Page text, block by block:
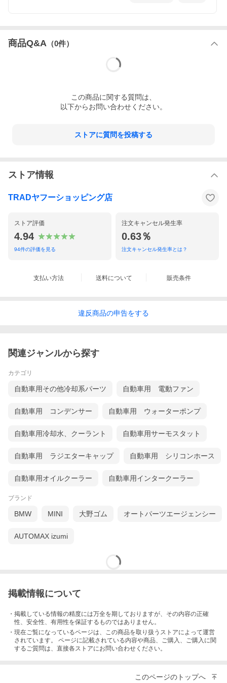
商品Q&A （0件）
この商品に関する質問は、
以下からお問い合わせください。
ストアに質問を投稿する
ストア情報
TRADヤフーショッピング店
ストア評価
4.94
94件の評価を見る
注文キャンセル発生率
0.63％
注文キャンセル発生率とは？
支払い方法 送料について 販売条件
違反商品の申告をする
関連ジャンルから探す
カテゴリ
自動車用その他冷却系パーツ 自動車用 電動ファン
自動車用 コンデンサー 自動車用 ウォーターポンプ
自動車用冷却水、クーラント 自動車用サーモスタット
自動車用 ラジエターキャップ 自動車用 シリコンホース
自動車用オイルクーラー 自動車用インタークーラー
ブランド
BMW MINI 大野ゴム オートパーツエージェンシー
AUTOMAX izumi
掲載情報について
・掲載している情報の精度には万全を期しておりますが、その内容の正確
性、安全性、有用性を保証するものではありません。
・現在ご覧になっているページは、この商品を取り扱うストアによって運営
されています。 ページに記載されている内容や商品、ご購入 、ご購入に関
するご質問は、直接各ストアにお問い合わせください。
このページのトップへ